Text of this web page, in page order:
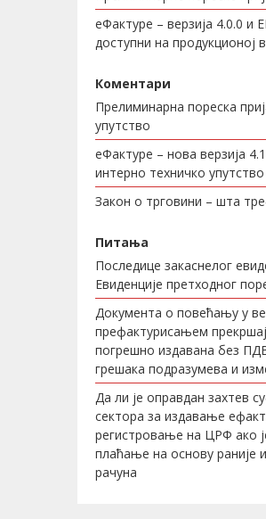
еФактуре – верзија 4.0.0 и
доступни на продукционој
Коментари
Прелиминарна пореска
упутство
еФактуре – нова верзија
интерно техничко упутство
Закон о трговини – шта
Питања
Последице закаснелог
Евиденције претходног
Документа о повећању у
префактурисањем
погрешно издавана без
грешака подразумева и
Да ли је оправдан захтев
сектора за издавање
регистровање на ЦРФ ако
плаћање на основу раније
рачуна